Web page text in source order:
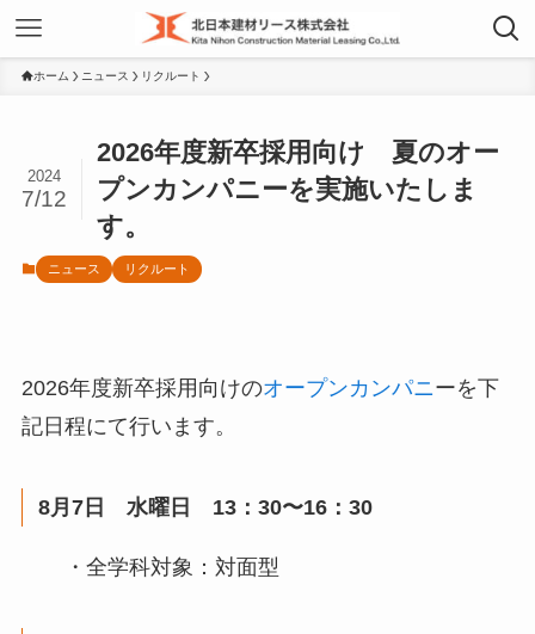
ホーム ニュース リクルート
2026年度新卒採用向け 夏のオー
プンカンパニーを実施いたしま
す。
2024
7/12
ニュース リクルート
2026年度新卒採用向けのオープンカンパニーを下
記日程にて行います。
8月7日 水曜日 13：30〜16：30
・全学科対象：対面型